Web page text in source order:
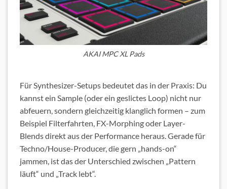
AKAI MPC XL Pads
Für Synthesizer-Setups bedeutet das in der Praxis: Du
kannst ein Sample (oder ein geslictes Loop) nicht nur
abfeuern, sondern gleichzeitig klanglich formen – zum
Beispiel Filterfahrten, FX-Morphing oder Layer-
Blends direkt aus der Performance heraus. Gerade für
Techno/House-Producer, die gern „hands-on“
jammen, ist das der Unterschied zwischen „Pattern
läuft“ und „Track lebt“.